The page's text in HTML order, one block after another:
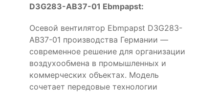
D3G283-AB37-01 Ebmpapst:
Осевой вентилятор Ebmpapst D3G283-
AB37-01 производства Германии —
современное решение для организации
воздухообмена в промышленных и
коммерческих объектах. Модель
сочетает передовые технологии